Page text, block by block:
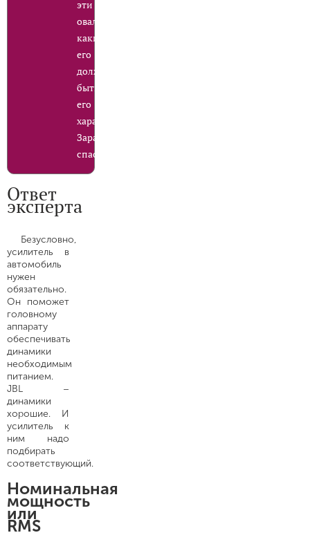
эти
овалы,
какие
его
должны
быть
его
характеристики.
Заранее
спасибо
Ответ
эксперта
Безусловно,
усилитель в
автомобиль
нужен
обязательно.
Он поможет
головному
аппарату
обеспечивать
динамики
необходимым
питанием.
JBL –
динамики
хорошие. И
усилитель к
ним надо
подбирать
соответствующий.
Номинальная
мощность
или
RMS